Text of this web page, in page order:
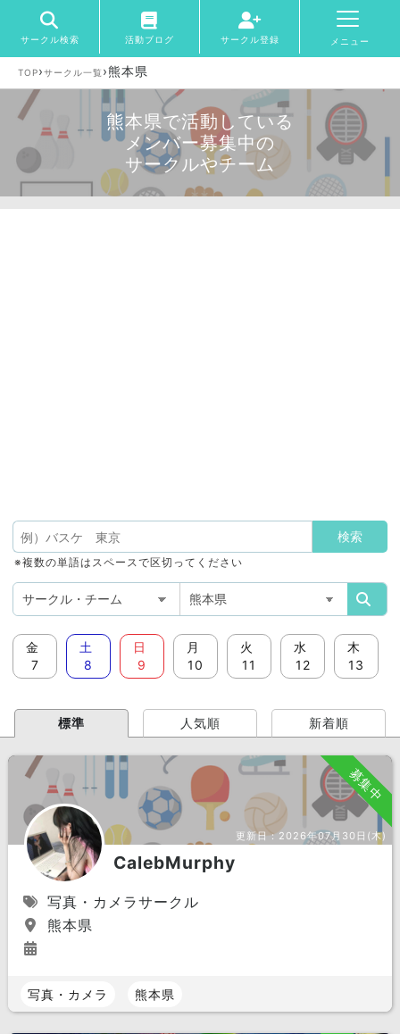
サークル検索 活動ブログ サークル登録 メニュー
TOP›サークル一覧 ›熊本県
熊本県で活動している
メンバー募集中の
サークルやチーム
※複数の単語はスペースで区切ってください
金
7
土
8
日
9
月
10
火
11
水
12
木
13
標準 人気順 新着順
募集中
更新日：2026年07月30日(木)
CalebMurphy
写真・カメラサークル
熊本県
写真・カメラ 熊本県